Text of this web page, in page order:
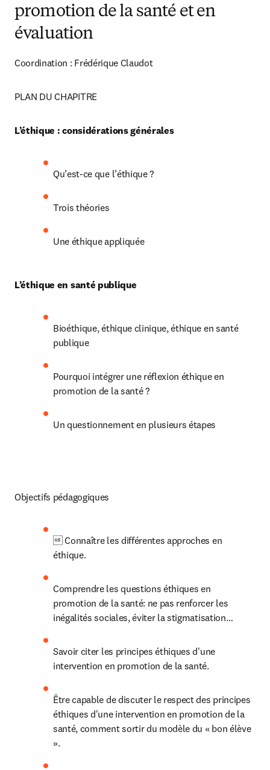
promotion de la santé et en
évaluation
Coordination : Frédérique Claudot
PLAN DU CHAPITRE
L’éthique : considérations générales
Qu’est-ce que l’éthique ?
Trois théories
Une éthique appliquée
L’éthique en santé publique
Bioéthique, éthique clinique, éthique en santé
publique
Pourquoi intégrer une réflexion éthique en
promotion de la santé ?
Un questionnement en plusieurs étapes
Objectifs pédagogiques
Connaître les différentes approches en
éthique.
Comprendre les questions éthiques en
promotion de la santé: ne pas renforcer les
inégalités sociales, éviter la stigmatisation…
Savoir citer les principes éthiques d'une
intervention en promotion de la santé.
Être capable de discuter le respect des principes
éthiques d'une intervention en promotion de la
santé, comment sortir du modèle du « bon élève
».